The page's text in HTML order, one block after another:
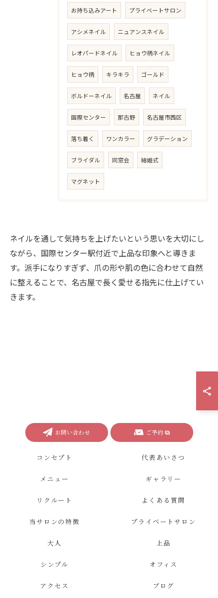
お持ち込みアート プライベートサロン
アシメネイル ニュアンスネイル
レオパードネイル ヒョウ柄ネイル
ヒョウ柄 キラキラ ゴールド
ボルドーネイル 名古屋 ネイル
国際センター 那古野 名古屋市西区
落ち着く ワンカラー グラデーション
ブライダル 同窓会 結婚式
マグネット
ネイルを通して気持ちを上げたいという思いを大切にし
ながら、国際センター駅付近で上品な印象へと導きま
す。派手になりすぎず、爪の形や肌の色に合わせて自然
に整えることで、名古屋で長く愛せる指先に仕上げてい
きます。
お問い合わせ ご予約
コンセプト 代表あいさつ
メニュー ギャラリー
リクルート よくある質問
当サロンの特徴 プライベートサロン
大人 上品
シンプル オフィス
アクセス ブログ